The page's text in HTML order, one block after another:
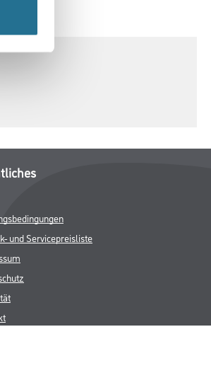
und Servicepreisliste